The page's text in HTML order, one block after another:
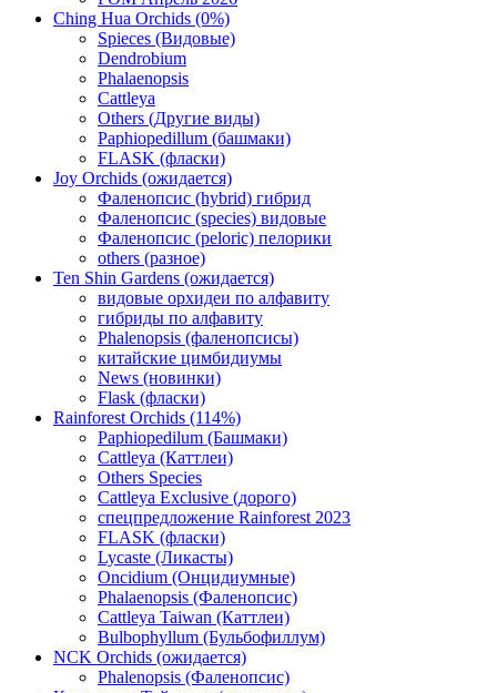
Ching Hua Orchids (0%)
Spieces (Видовые)
Dendrobium
Phalaenopsis
Cattleya
Others (Другие виды)
Paphiopedillum (башмаки)
FLASK (фласки)
Joy Orchids (ожидается)
Фаленопсис (hybrid) гибрид
Фаленопсис (species) видовые
Фаленопсис (peloric) пелорики
others (разное)
Ten Shin Gardens (ожидается)
видовые орхидеи по алфавиту
гибриды по алфавиту
Phalenopsis (фаленопсисы)
китайские цимбидиумы
News (новинки)
Flask (фласки)
Rainforest Orchids (114%)
Paphiopedilum (Башмаки)
Cattleya (Каттлеи)
Others Species
Cattleya Exclusive (дорого)
спецпредложение Rainforest 2023
FLASK (фласки)
Lycaste (Ликасты)
Oncidium (Онцидиумные)
Phalaenopsis (Фаленопсис)
Cattleya Taiwan (Каттлеи)
Bulbophyllum (Бульбофиллум)
NCK Orchids (ожидается)
Phalenopsis (Фаленопсис)